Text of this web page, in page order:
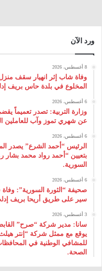
ورد الآن
8 أغسطس، 2026
وفاة شاب إثر انهيار سقف
المخلوع في بلدة حاس بريف
6 أغسطس، 2026
وزارة التربية: تصدر تعميماً
عن شهري تموز وآب للعاملين
6 أغسطس، 2026
بتعيين “أحمد رواد محمد بشار
السورية.
6 أغسطس، 2026
صحيفة “الثورة السورية”:
سير على طريق أريحا بريف
3 أغسطس، 2026
سانا: مدير شركة “صرح”
يوقع مع ممثل شركة “إنتر
للمشافي الوطنية في
الصحة.